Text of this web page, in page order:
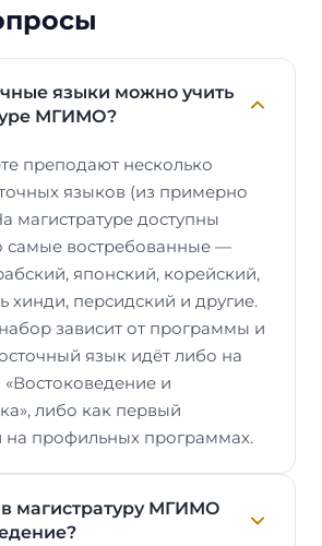
языки можно учить
МГИМО?
преподают несколько
языков (из примерно
магистратуре доступны
самые востребованные —
японский, корейский,
хинди, персидский и другие.
зависит от программы и
язык идёт либо на
и
либо как первый
на профильных программах.
в магистратуру МГИМО